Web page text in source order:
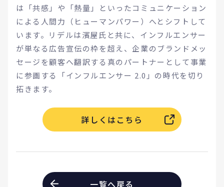
は「共感」や「熱量」といったコミュニケーション
による人間力（ヒューマンパワー）へとシフトして
います。リデルは濱屋氏と共に、インフルエンサー
が単なる広告宣伝の枠を超え、企業のブランドメッ
セージを顧客へ翻訳する真のパートナーとして事業
に参画する「インフルエンサー 2.0」の時代を切り
拓きます。
詳しくはこちら
一覧へ戻る